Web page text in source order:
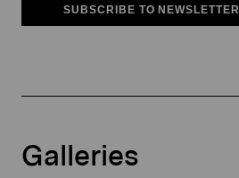
SUBSCRIBE TO NEWSLETTER
Galleries